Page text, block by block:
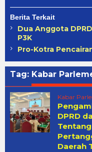
Berita Terkait
Dua Anggota
P3K
Pro-Kotra
Tag: Kabar
Kabar
DPRD
Daerah